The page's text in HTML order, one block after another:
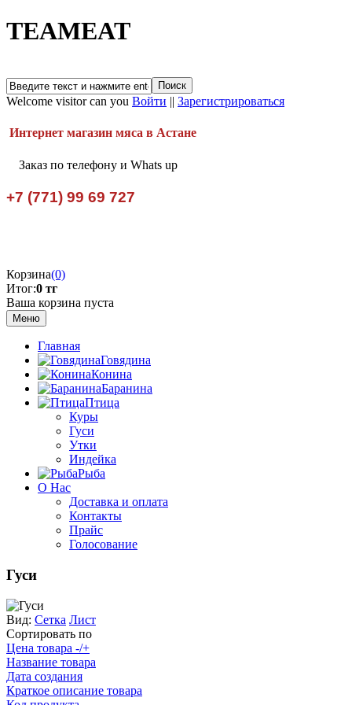
TEAMEAT
Welcome visitor can you Войти || Зарегистрироваться
Интернет магазин мяса в Астане
Заказ по телефону и Whats up
+7 (771) 99 69 727
Корзина(0)
Итог:0 тг
Ваша корзина пуста
Меню
Главная
Говядина
Конина
Баранина
Птица
Куры
Гуси
Утки
Индейка
Рыба
О Нас
Доставка и оплата
Контакты
Прайс
Голосование
Гуси
Вид: Сетка Лист
Сортировать по
Цена товара -/+
Название товара
Дата создания
Краткое описание товара